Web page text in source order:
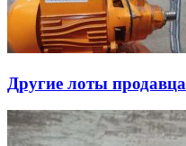
Другие лоты продавца